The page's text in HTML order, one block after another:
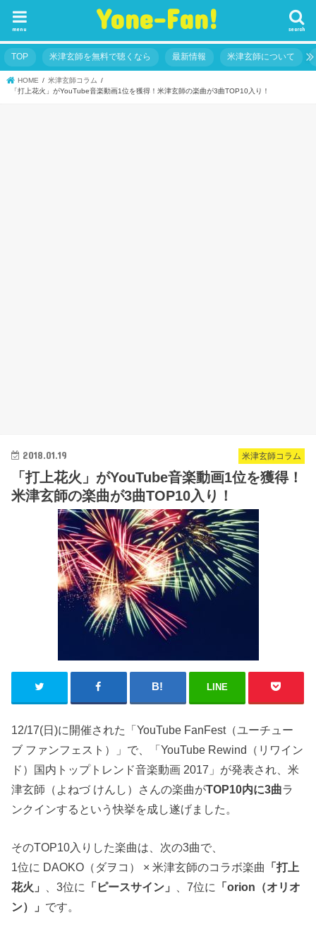
Yone-Fan! search
menu
TOP 米津玄師を無料で聴くなら 最新情報 米津玄師について
HOME
米津玄師コラム
「打上花火」がYouTube音楽動画1位を獲得！米津玄師の楽曲が3曲TOP10入り！
米津玄師コラム
2018.01.19
「打上花火」がYouTube音楽動画1位を獲得！
米津玄師の楽曲が3曲TOP10入り！
LINE
12/17(日)に開催された「YouTube FanFest（ユーチュー
ブ ファンフェスト）」で、「YouTube Rewind（リワイン
ド）国内トップトレンド音楽動画 2017」が発表され、米
津玄師（よねづ けんし）さんの楽曲がTOP10内に3曲ラ
ンクインするという快挙を成し遂げました。
そのTOP10入りした楽曲は、次の3曲で、
1位に DAOKO（ダヲコ） × 米津玄師のコラボ楽曲
「打上
花火」
、3位に 「ピースサイン」 、7位に
「orion（オリオ
ン）」 です。